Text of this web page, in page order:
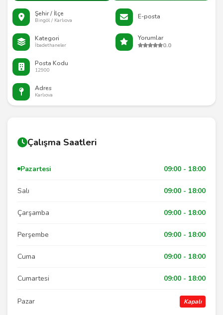
Şehir / İlçe
Bingöl / Karlıova E-posta
Kategori
İbadethaneler
Yorumlar
0.0
Posta Kodu
12900
Adres
Karlıova
Çalışma Saatleri
Pazartesi 09:00 - 18:00
Salı 09:00 - 18:00
Çarşamba 09:00 - 18:00
Perşembe 09:00 - 18:00
Cuma 09:00 - 18:00
Cumartesi 09:00 - 18:00
Pazar Kapalı